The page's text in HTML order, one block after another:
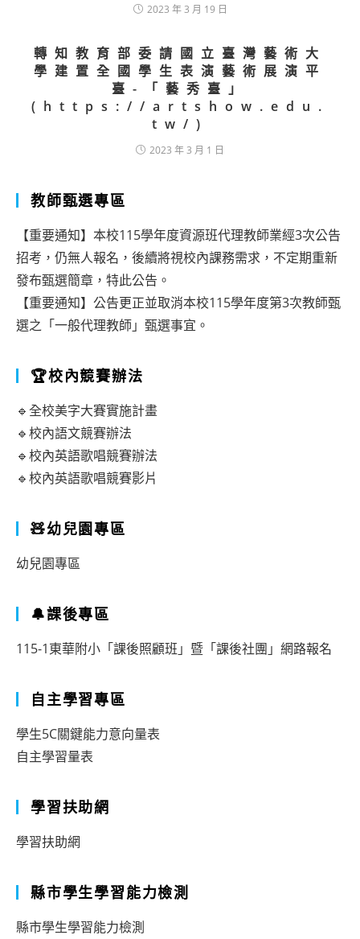
2023 年 3 月 19 日
轉知教育部委請國立臺灣藝術大
學建置全國學生表演藝術展演平
臺-「藝秀臺」
(https://artshow.edu.
tw/)
2023 年 3 月 1 日
教師甄選專區
【重要通知】本校115學年度資源班代理教師業經3次公告
招考，仍無人報名，後續將視校內課務需求，不定期重新
發布甄選簡章，特此公告。
【重要通知】公告更正並取消本校115學年度第3次教師甄
選之「一般代理教師」甄選事宜。
🏆校內競賽辦法
🔹全校美字大賽實施計畫
🔹校內語文競賽辦法
🔹校內英語歌唱競賽辦法
🔹校內英語歌唱競賽影片
🧸幼兒園專區
幼兒園專區
🔔課後專區
115-1東華附小「課後照顧班」暨「課後社團」網路報名
自主學習專區
學生5C關鍵能力意向量表
自主學習量表
學習扶助網
學習扶助網
縣市學生學習能力檢測
縣市學生學習能力檢測